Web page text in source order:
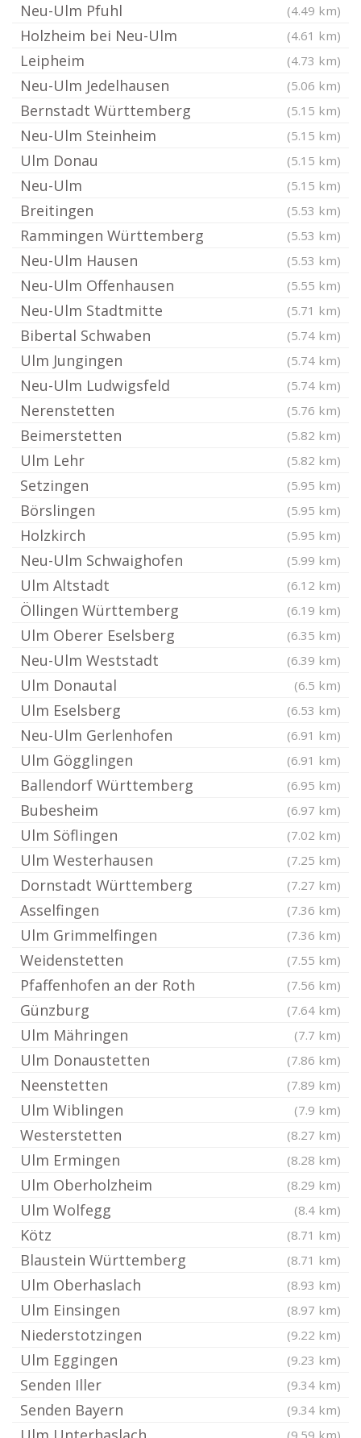
Neu-Ulm Pfuhl (4.49 km)
Holzheim bei Neu-Ulm (4.61 km)
Leipheim (4.73 km)
Neu-Ulm Jedelhausen (5.06 km)
Bernstadt Württemberg (5.15 km)
Neu-Ulm Steinheim (5.15 km)
Ulm Donau (5.15 km)
Neu-Ulm (5.15 km)
Breitingen (5.53 km)
Rammingen Württemberg (5.53 km)
Neu-Ulm Hausen (5.53 km)
Neu-Ulm Offenhausen (5.55 km)
Neu-Ulm Stadtmitte (5.71 km)
Bibertal Schwaben (5.74 km)
Ulm Jungingen (5.74 km)
Neu-Ulm Ludwigsfeld (5.74 km)
Nerenstetten (5.76 km)
Beimerstetten (5.82 km)
Ulm Lehr (5.82 km)
Setzingen (5.95 km)
Börslingen (5.95 km)
Holzkirch (5.95 km)
Neu-Ulm Schwaighofen (5.99 km)
Ulm Altstadt (6.12 km)
Öllingen Württemberg (6.19 km)
Ulm Oberer Eselsberg (6.35 km)
Neu-Ulm Weststadt (6.39 km)
Ulm Donautal (6.5 km)
Ulm Eselsberg (6.53 km)
Neu-Ulm Gerlenhofen (6.91 km)
Ulm Gögglingen (6.91 km)
Ballendorf Württemberg (6.95 km)
Bubesheim (6.97 km)
Ulm Söflingen (7.02 km)
Ulm Westerhausen (7.25 km)
Dornstadt Württemberg (7.27 km)
Asselfingen (7.36 km)
Ulm Grimmelfingen (7.36 km)
Weidenstetten (7.55 km)
Pfaffenhofen an der Roth (7.56 km)
Günzburg (7.64 km)
Ulm Mähringen (7.7 km)
Ulm Donaustetten (7.86 km)
Neenstetten (7.89 km)
Ulm Wiblingen (7.9 km)
Westerstetten (8.27 km)
Ulm Ermingen (8.28 km)
Ulm Oberholzheim (8.29 km)
Ulm Wolfegg (8.4 km)
Kötz (8.71 km)
Blaustein Württemberg (8.71 km)
Ulm Oberhaslach (8.93 km)
Ulm Einsingen (8.97 km)
Niederstotzingen (9.22 km)
Ulm Eggingen (9.23 km)
Senden Iller (9.34 km)
Senden Bayern (9.34 km)
(9.59 km)